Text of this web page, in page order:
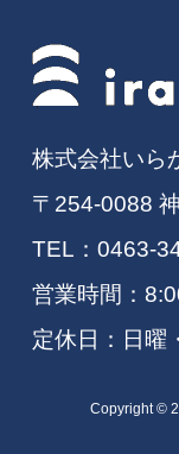
株式会社いら
〒254-0088
TEL： 0463-
営業時間：
定休日：日曜
Copyright ©